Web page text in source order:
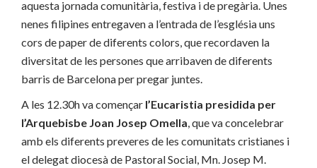
aquesta jornada comunitària, festiva i de pregària. Unes
nenes filipines entregaven a l’entrada de l’església uns
cors de paper de diferents colors, que recordaven la
diversitat de les persones que arribaven de diferents
barris de Barcelona per pregar juntes.
A les 12.30h va començar l’Eucaristia presidida per
l’Arquebisbe Joan Josep Omella, que va concelebrar
amb els diferents preveres de les comunitats cristianes i
el delegat diocesà de Pastoral Social, Mn. Josep M.